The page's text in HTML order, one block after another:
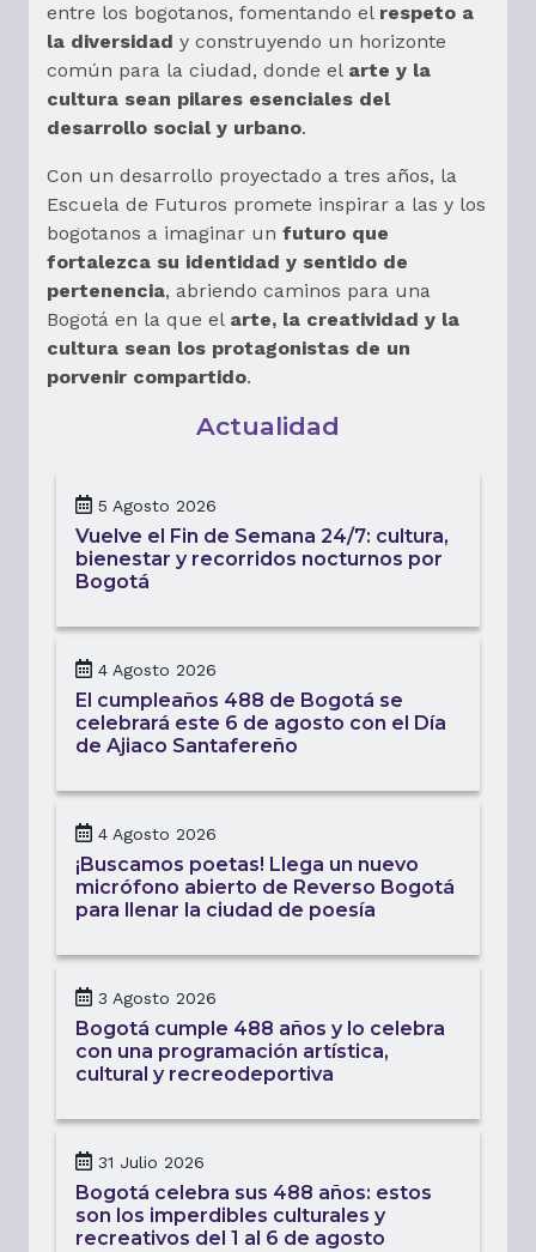
entre los bogotanos, fomentando el respeto a
la diversidad y construyendo un horizonte
común para la ciudad, donde el arte y la
cultura sean pilares esenciales del
desarrollo social y urbano.
Con un desarrollo proyectado a tres años, la
Escuela de Futuros promete inspirar a las y los
bogotanos a imaginar un futuro que
fortalezca su identidad y sentido de
pertenencia, abriendo caminos para una
Bogotá en la que el arte, la creatividad y la
cultura sean los protagonistas de un
porvenir compartido.
Actualidad
5 Agosto 2026
Vuelve el Fin de Semana 24/7: cultura,
bienestar y recorridos nocturnos por
Bogotá
4 Agosto 2026
El cumpleaños 488 de Bogotá se
celebrará este 6 de agosto con el Día
de Ajiaco Santafereño
4 Agosto 2026
¡Buscamos poetas! Llega un nuevo
micrófono abierto de Reverso Bogotá
para llenar la ciudad de poesía
3 Agosto 2026
Bogotá cumple 488 años y lo celebra
con una programación artística,
cultural y recreodeportiva
31 Julio 2026
Bogotá celebra sus 488 años: estos
son los imperdibles culturales y
recreativos del 1 al 6 de agosto